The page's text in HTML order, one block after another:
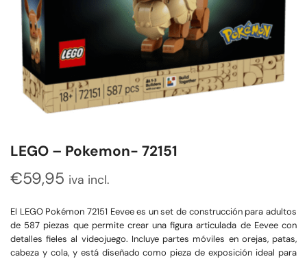
LEGO – Pokemon- 72151
€59,95 iva incl.
El LEGO Pokémon 72151 Eevee es un set de construcción para adultos
de 587 piezas que permite crear una figura articulada de Eevee con
detalles fieles al videojuego. Incluye partes móviles en orejas, patas,
cabeza y cola, y está diseñado como pieza de exposición ideal para